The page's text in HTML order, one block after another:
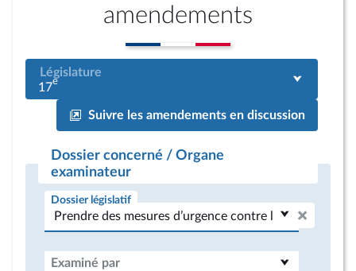
amendements
Législature
17e
Suivre les amendements en discussion
Dossier concerné / Organe
examinateur
Dossier législatif
Examiné par